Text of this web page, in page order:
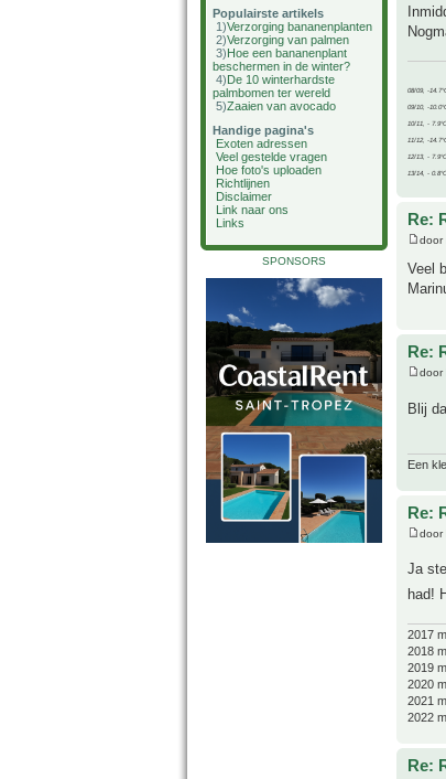
Populairste artikels
1)Verzorging bananenplanten
2)Verzorging van palmen
3)Hoe een bananenplant
beschermen in de winter?
4)De 10 winterhardste
palmbomen ter wereld
5)Zaaien van avocado
Handige pagina's
Exoten adressen
Veel gestelde vragen
Hoe foto's uploaden
Richtlijnen
Disclaimer
Link naar ons
Links
SPONSORS
08/09, -
09/10, -
10/11, -
11/12, -
12/13, -
13/14, -
Re:
door
Veel
Re:
door
Blij
Een
Re:
door
Ja
had!
2017
2018
2019
2020
2021
2022
Re: